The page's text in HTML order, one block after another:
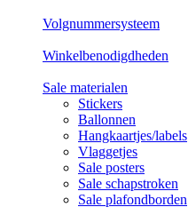
Volgnummersysteem
Winkelbenodigdheden
Sale materialen
Stickers
Ballonnen
Hangkaartjes/labels
Vlaggetjes
Sale posters
Sale schapstroken
Sale plafondborden